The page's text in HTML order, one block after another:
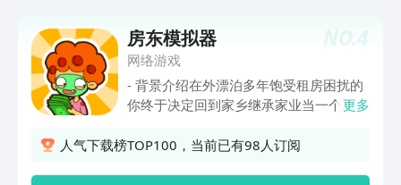
是有趣的。 真诚的希望你喜欢这款游
戏，我们将持续改进，持续添加新的玩法
和故事。
NO.4
房东模拟器
网络游戏
- 背景介绍在外漂泊多年饱受租房困扰的
你终于决定回到家乡继承家业当一个靠谱
充满挑战的房东之旅。一切挑战都要从单
更多
人气下载榜TOP100，当前已有98人订阅